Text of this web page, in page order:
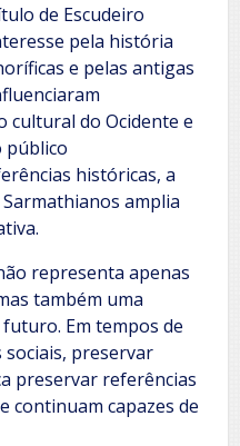
de Escudeiro
pela história
e pelas antigas
cultural do Ocidente e
público
históricas, a
amplia
representa apenas
também uma
Em tempos de
preservar
preservar referências
continuam capazes de